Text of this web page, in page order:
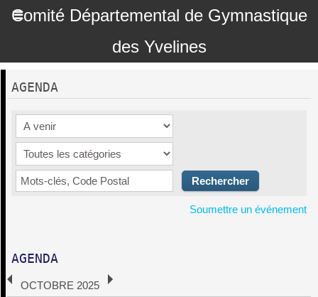
Comité Départemental de Gymnastique
des Yvelines
AGENDA
OCTOBRE 2025
AGENDA
Soumettre un événement